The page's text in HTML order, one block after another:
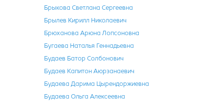
Брыкова Светлана Сергеевна
Брылев Кирилл Николаевич
Брюханова Арюна Лопсоновна
Бугаева Наталья Геннадьевна
Будаев Батор Солбонович
Будаев Капитон Аюрзанаевич
Будаева Дарима Цырендоржиевна
Будаева Ольга Алексеевна